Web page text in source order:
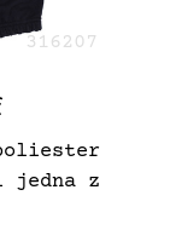
316207
jedna z